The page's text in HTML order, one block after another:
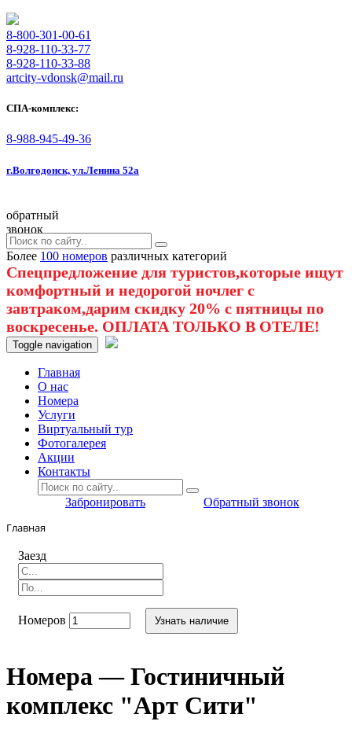
8-800-301-00-61
8-928-110-33-77
8-928-110-33-88
artcity-vdonsk@mail.ru
СПА-комплекс:
8-988-945-49-36
г.Волгодонск, ул.Ленина 52а
обратный
звонок
Более 100 номеров различных категорий
Спецпредложение для туристов,которые ищут
комфортный и недорогой ночлег с
завтраком,дарим скидку 20% с пятницы по
воскресенье. ОПЛАТА ТОЛЬКО В ОТЕЛЕ!
Toggle navigation
Главная
O нас
Номера
Услуги
Виртуальный тур
Фотогалерея
Акции
Контакты
Забронировать Обратный звонок
Главная
Заезд
Номеров Узнать наличие
Номера — Гостиничный
комплекс "Арт Сити"